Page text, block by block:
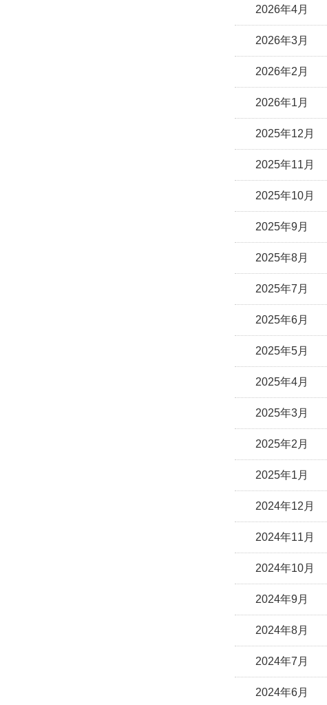
2026年4月
2026年3月
2026年2月
2026年1月
2025年12月
2025年11月
2025年10月
2025年9月
2025年8月
2025年7月
2025年6月
2025年5月
2025年4月
2025年3月
2025年2月
2025年1月
2024年12月
2024年11月
2024年10月
2024年9月
2024年8月
2024年7月
2024年6月